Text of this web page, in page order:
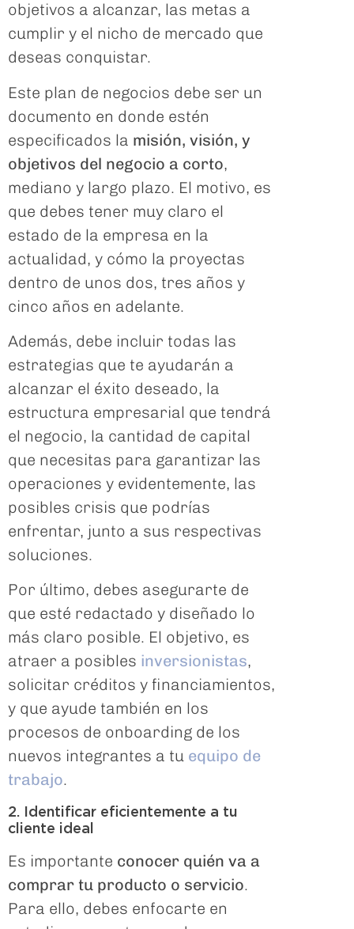
objetivos a alcanzar, las metas a
cumplir y el nicho de mercado que
deseas conquistar.
Este plan de negocios debe ser un
documento en donde estén
especificados la misión, visión, y
objetivos del negocio a corto,
mediano y largo plazo. El motivo, es
que debes tener muy claro el
estado de la empresa en la
actualidad, y cómo la proyectas
dentro de unos dos, tres años y
cinco años en adelante.
Además, debe incluir todas las
estrategias que te ayudarán a
alcanzar el éxito deseado, la
estructura empresarial que tendrá
el negocio, la cantidad de capital
que necesitas para garantizar las
operaciones y evidentemente, las
posibles crisis que podrías
enfrentar, junto a sus respectivas
soluciones.
Por último, debes asegurarte de
que esté redactado y diseñado lo
más claro posible. El objetivo, es
atraer a posibles inversionistas,
solicitar créditos y financiamientos,
y que ayude también en los
procesos de onboarding de los
nuevos integrantes a tu equipo de
trabajo.
2. Identificar eficientemente a tu
cliente ideal
Es importante conocer quién va a
comprar tu producto o servicio.
Para ello, debes enfocarte en